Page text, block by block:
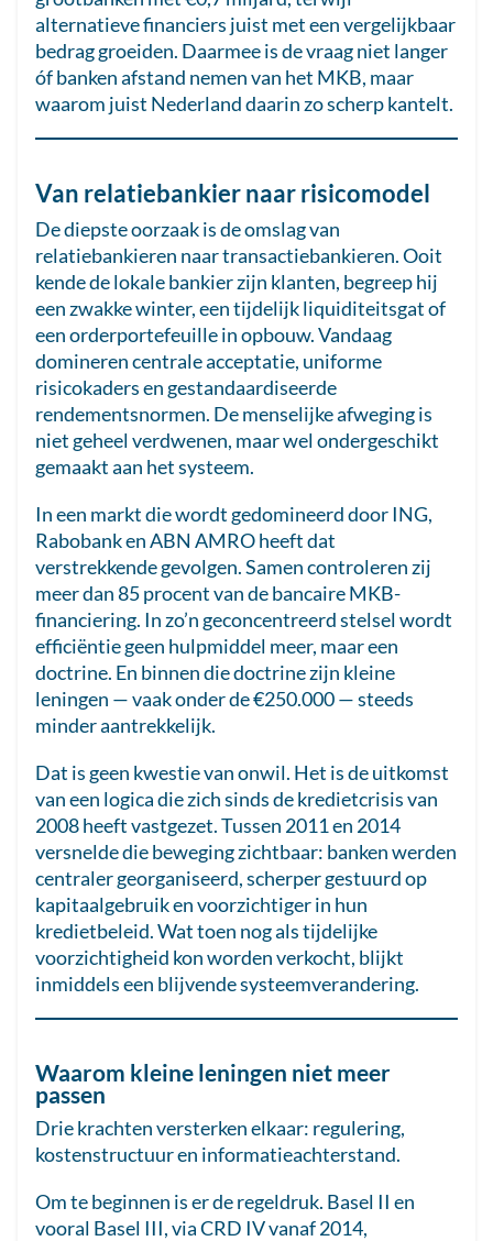
alternatieve financiers juist met een vergelijkbaar
bedrag groeiden. Daarmee is de vraag niet langer
óf banken afstand nemen van het MKB, maar
waarom juist Nederland daarin zo scherp kantelt.
Van relatiebankier naar risicomodel
De diepste oorzaak is de omslag van
relatiebankieren naar transactiebankieren. Ooit
kende de lokale bankier zijn klanten, begreep hij
een zwakke winter, een tijdelijk liquiditeitsgat of
een orderportefeuille in opbouw. Vandaag
domineren centrale acceptatie, uniforme
risicokaders en gestandaardiseerde
rendementsnormen. De menselijke afweging is
niet geheel verdwenen, maar wel ondergeschikt
gemaakt aan het systeem.
In een markt die wordt gedomineerd door ING,
Rabobank en ABN AMRO heeft dat
verstrekkende gevolgen. Samen controleren zij
meer dan 85 procent van de bancaire MKB-
financiering. In zo’n geconcentreerd stelsel wordt
efficiëntie geen hulpmiddel meer, maar een
doctrine. En binnen die doctrine zijn kleine
leningen — vaak onder de €250.000 — steeds
minder aantrekkelijk.
Dat is geen kwestie van onwil. Het is de uitkomst
van een logica die zich sinds de kredietcrisis van
2008 heeft vastgezet. Tussen 2011 en 2014
versnelde die beweging zichtbaar: banken werden
centraler georganiseerd, scherper gestuurd op
kapitaalgebruik en voorzichtiger in hun
kredietbeleid. Wat toen nog als tijdelijke
voorzichtigheid kon worden verkocht, blijkt
inmiddels een blijvende systeemverandering.
Waarom kleine leningen niet meer
passen
Drie krachten versterken elkaar: regulering,
kostenstructuur en informatieachterstand.
Om te beginnen is er de regeldruk. Basel II en
vooral Basel III, via CRD IV vanaf 2014,